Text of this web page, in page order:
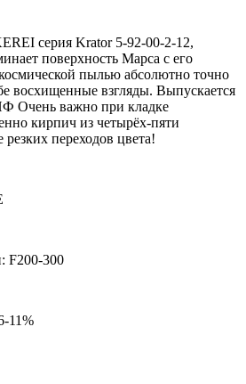
серия Krator 5-92-00-2-12,
поверхность Марса с его
пылью абсолютно точно
восхищенные взгляды. Выпускается
Очень важно при кладке
кирпич из четырёх-пяти
переходов цвета!
F200-300
11%